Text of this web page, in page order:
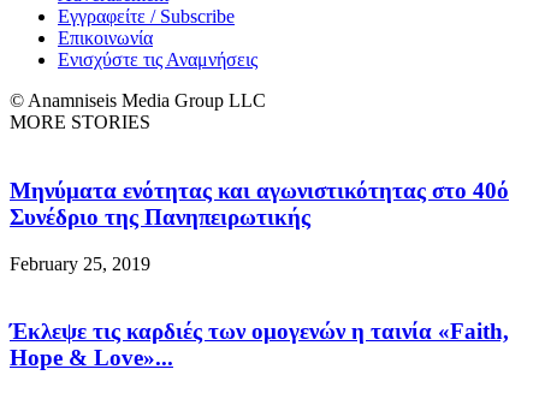
Εγγραφείτε / Subscribe
Επικοινωνία
Ενισχύστε τις Αναμνήσεις
© Anamniseis Media Group LLC
MORE STORIES
Μηνύματα ενότητας και αγωνιστικότητας στο 40ό
Συνέδριο της Πανηπειρωτικής
February 25, 2019
Έκλεψε τις καρδιές των ομογενών η ταινία «Faith,
Hope & Love»...